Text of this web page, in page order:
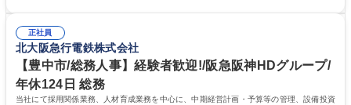
道路施設や道路工事現場の見学ツアー事業 ※入社後は上記いずれかの部門
へ配属。※業務内容変更の範囲：会社の定める業務 募集職種 【都庁グル
ープ】総合職（事務）◇残業月平均9時間未満／有給年平均16日取得
部門など多岐に渡る業務を経験できます。 ■様々なプロジェクト：駐車場
事業の他、新宿駅西口広場内に設置された照明を兼ねた広告「ブライトサ
イン」の管理運営を行うなど、事業収益を生み出す活動を積極的に行って
います。 学歴・資格 学歴：大学院 大学 高専 短大 専修学校 高校 語学力：
資格：
正社員
北大阪急行電鉄株式会社
【豊中市/総務人事】経験者歓迎!/阪急阪神HDグループ/
年休124日 総務
当社にて採用関係業務、人材育成業務を中心に、中期経営計画・予算等の管理、設備投資